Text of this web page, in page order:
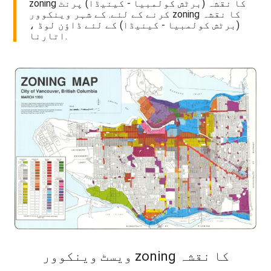
zoning کا نقشہ (برٹش کولمبیا - کینیڈا) پرنٹ
کرنے کے لئے. کے شہر وینکوور zoning کا نقشہ
(برٹش کولمبیا - کینیڈا) کے لئے ڈاؤن لوڈ ،
اتارنا.
ویسٹ وینکوور zoning کا نقشہ